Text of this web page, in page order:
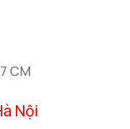
CM
Nội